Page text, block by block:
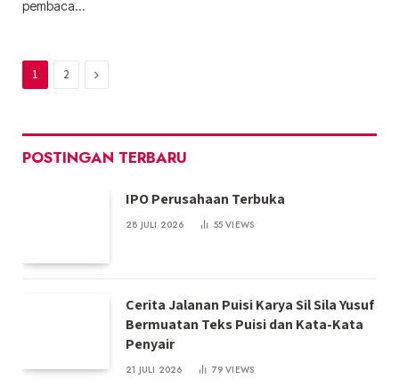
pembaca…
1 2 Next
POSTINGAN TERBARU
IPO Perusahaan Terbuka
28 JULI 2026 55VIEWS
Cerita Jalanan Puisi Karya Sil Sila Yusuf
Bermuatan Teks Puisi dan Kata-Kata
Penyair
21 JULI 2026 79VIEWS